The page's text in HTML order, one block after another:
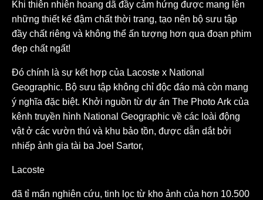
Khi thiên nhiên hoang dã đầy cảm hứng được mang lên
những thiết kế đậm chất thời trang, tạo nên bộ sưu tập
đầy chất riêng và không thể ấn tượng hơn qua đoạn phim
đẹp chất ngất!
Đó chính là sự kết hợp của Lacoste x National
Geographic. Bộ sưu tập không chỉ độc đáo mà còn mang
ý nghĩa đặc biệt. Khởi nguồn từ dự án The Photo Ark của
kênh truyền hình National Geographic về các loài động
vật ở các vườn thú và khu bảo tồn, được dẫn dắt bởi
nhiếp ảnh gia tài ba Joel Sartor,
Lacoste
đã tỉ mẩn nghiên cứu, tinh lọc từ kho ảnh của hơn 10.500